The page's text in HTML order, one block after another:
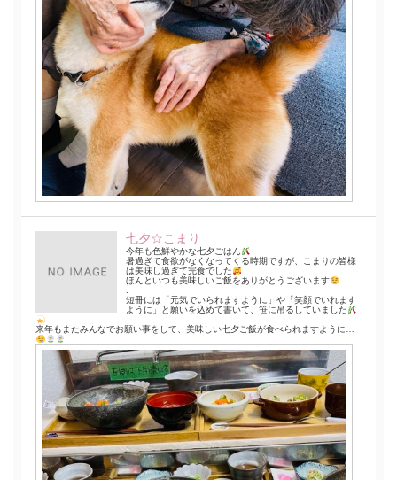
七夕☆こまり
今年も色鮮やかな七夕ごはん
暑過ぎて食欲がなくなってくる時期ですが、こまりの皆様
は美味し過ぎて完食でした
ほんといつも美味しいご飯をありがとうございます
.
短冊には「元気でいられますように」や「笑顔でいれます
ように」と願いを込めて書いて、笹に吊るしていました
来年もまたみんなでお願い事をして、美味しい七夕ご飯が食べられますように…